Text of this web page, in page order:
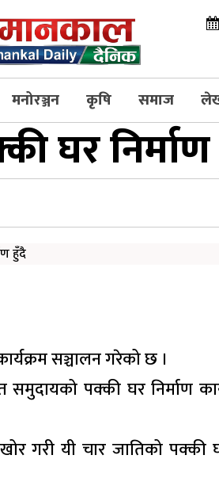
मनोरञ्जन कृषि समाज
घर
सञ्चालन गरेको छ ।
समुदायको पक्की घर निर्माण
गरी यी चार जातिको पक्की